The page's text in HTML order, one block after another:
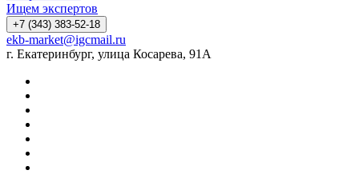
Ищем экспертов
+7 (343) 383-52-18
ekb-market@igcmail.ru
г. Екатеринбург, улица Косарева, 91А